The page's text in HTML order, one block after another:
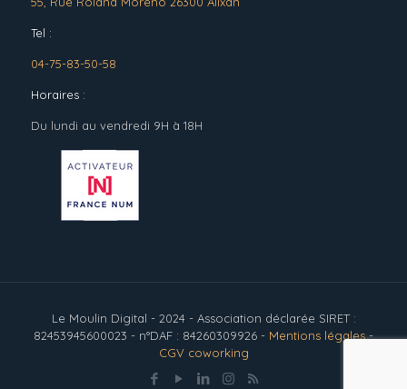
Tel :
04-75-83-50-58
Horaires :
Du lundi au vendredi 9H à 18H
Le Moulin Digital - 2024 - Association déclarée SIRET :
82453945600023 - n°DAF : 84260309926 - Mentions légales-
CGV coworking